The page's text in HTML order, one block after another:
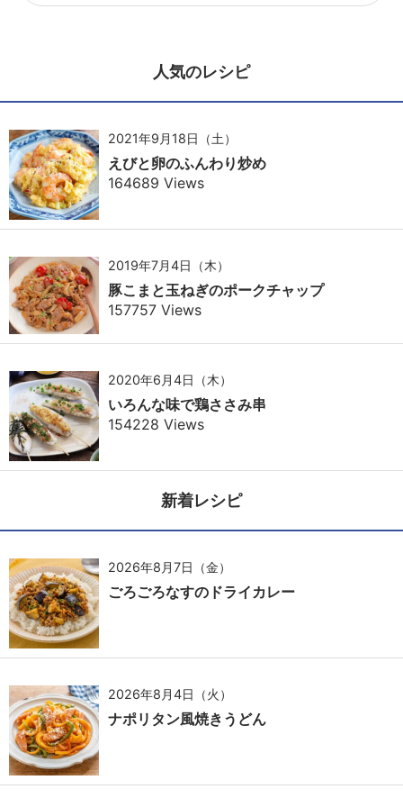
人気のレシピ
2021年9月18日（土）
えびと卵のふんわり炒め
164689 Views
2019年7月4日（木）
豚こまと玉ねぎのポークチャップ
157757 Views
2020年6月4日（木）
いろんな味で鶏ささみ串
154228 Views
新着レシピ
2026年8月7日（金）
ごろごろなすのドライカレー
2026年8月4日（火）
ナポリタン風焼きうどん